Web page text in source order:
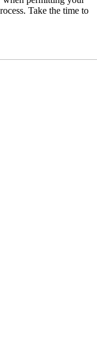
Take the time to